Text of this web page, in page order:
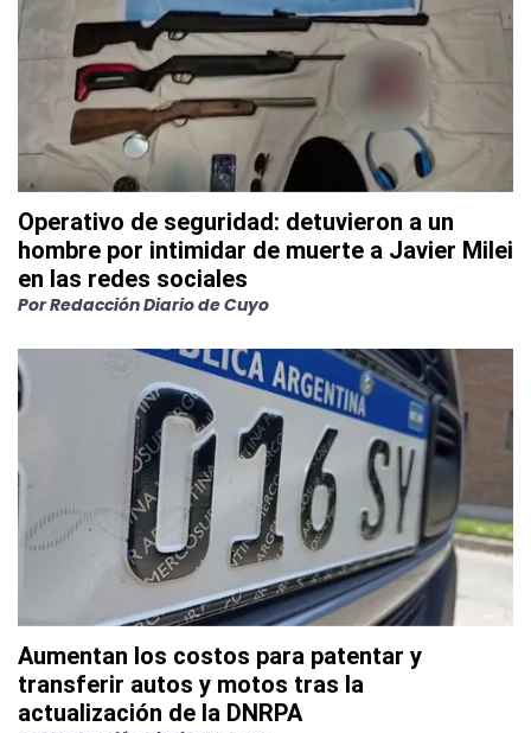
Operativo de seguridad: detuvieron a un
hombre por intimidar de muerte a Javier Milei
en las redes sociales
PorRedacción Diario de Cuyo
Aumentan los costos para patentar y
transferir autos y motos tras la
actualización de la DNRPA